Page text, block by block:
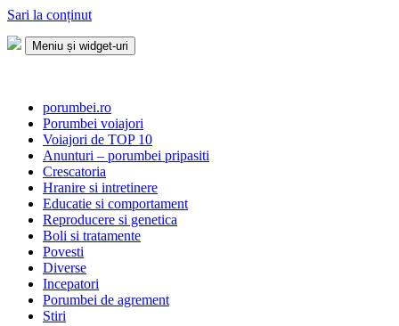
Sari la conținut
Meniu și widget-uri
porumbei.ro
Porumbei voiajori
Voiajori de TOP 10
Anunturi – porumbei pripasiti
Crescatoria
Hranire si intretinere
Educatie si comportament
Reproducere si genetica
Boli si tratamente
Povesti
Diverse
Incepatori
Porumbei de agrement
Stiri